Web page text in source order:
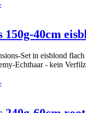
40cm
Set in eisblond flach
Echthaar - kein